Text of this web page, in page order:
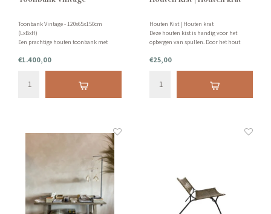
Toonbank Vintage - 120x65x150cm
(LxBxH)
Een prachtige houten toonbank met
ruimte uniek en creëert gezellige sfeer.
Prachtig om je schatten te presenteren.
erboven.
€1.400,00
Houten Kist | Houten krat
Deze houten kist is handig voor het
opbergen van spullen. Door het hout
leuk en handig! Afmetingen: LxBxH -
40x29x17cm
€25,00